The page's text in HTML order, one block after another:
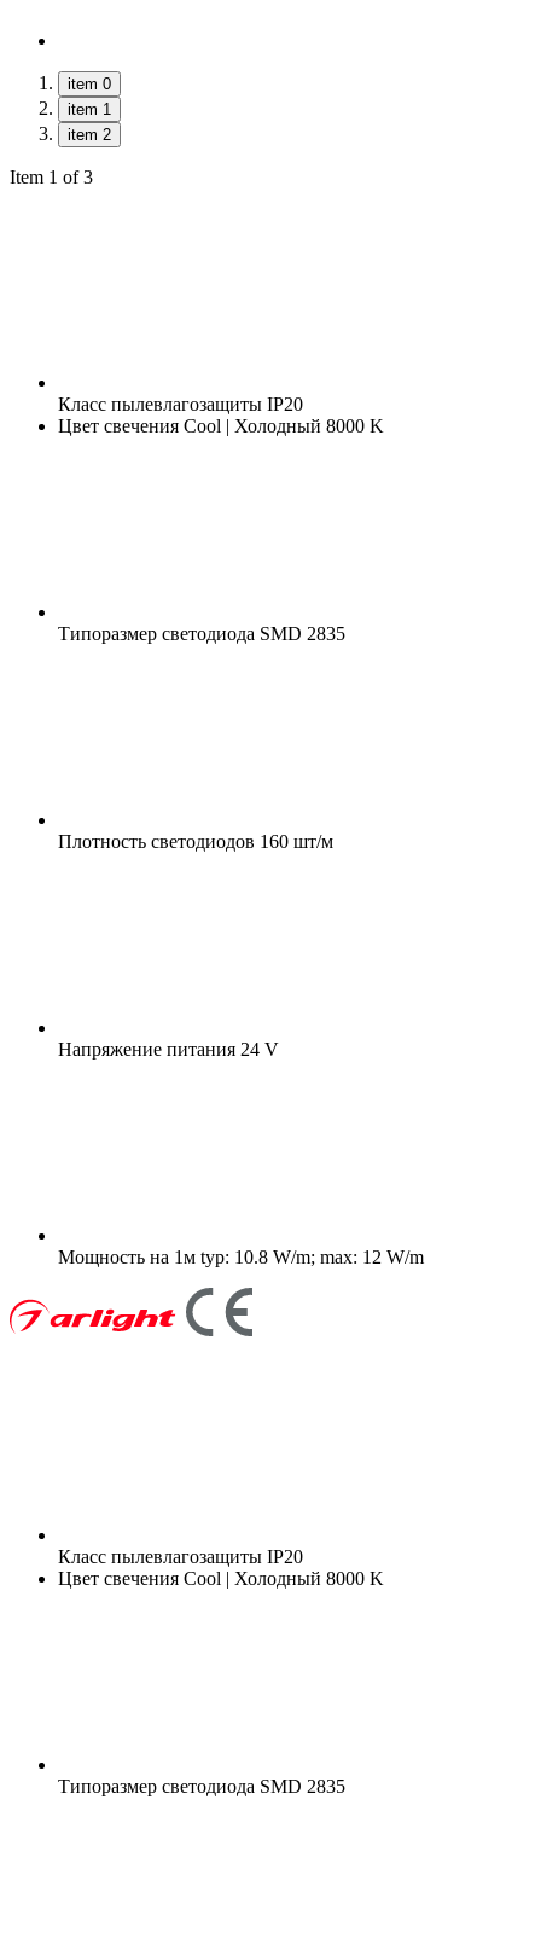
item 0
item 1
item 2
Item 1 of 3
Класс пылевлагозащиты IP20
Цвет свечения Cool | Холодный 8000 K
Типоразмер светодиода SMD 2835
Плотность светодиодов 160 шт/м
Напряжение питания 24 V
Мощность на 1м typ: 10.8 W/m; max: 12 W/m
Класс пылевлагозащиты IP20
Цвет свечения Cool | Холодный 8000 K
Типоразмер светодиода SMD 2835